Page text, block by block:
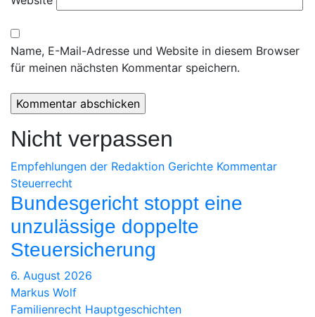
Name, E-Mail-Adresse und Website in diesem Browser
für meinen nächsten Kommentar speichern.
Nicht verpassen
Empfehlungen der Redaktion Gerichte Kommentar
Steuerrecht
Bundesgericht stoppt eine
unzulässige doppelte
Steuersicherung
6. August 2026
Markus Wolf
Familienrecht Hauptgeschichten